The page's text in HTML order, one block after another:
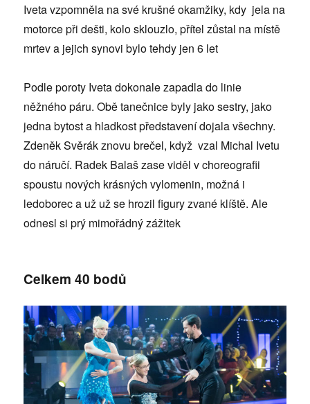
Iveta vzpomněla na své krušné okamžiky, kdy jela na
motorce při dešti, kolo sklouzlo, přítel zůstal na místě
mrtev a jejich synovi bylo tehdy jen 6 let
Podle poroty Iveta dokonale zapadla do linie
něžného páru. Obě tanečnice byly jako sestry, jako
jedna bytost a hladkost představení dojala všechny.
Zdeněk Svěrák znovu brečel, když vzal Michal Ivetu
do náručí. Radek Balaš zase viděl v choreografii
spoustu nových krásných vylomenin, možná i
ledoborec a už už se hrozil figury zvané klíště. Ale
odnesl si prý mimořádný zážitek
Celkem 40 bodů